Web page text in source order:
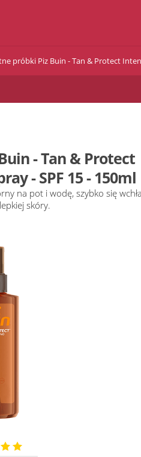
próbki Piz Buin - Tan & Protect
- Tan & Protect
- SPF 15 - 150ml
na pot i wodę, szybko się
skóry.